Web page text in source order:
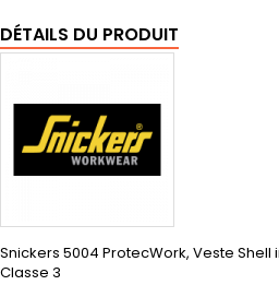
DÉTAILS DU PRODUIT
Snickers 5004 ProtecWork, Veste
Classe 3